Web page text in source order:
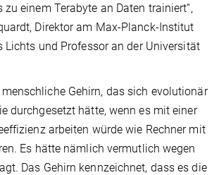
zu einem Terabyte an Daten trainiert“,
Direktor am Max-Planck-Institut
Lichts und Professor an der Universität
Gehirn, das sich evolutionär
durchgesetzt hätte, wenn es mit einer
arbeiten würde wie Rechner mit
Es hätte nämlich vermutlich wegen
Das Gehirn kennzeichnet, dass es die